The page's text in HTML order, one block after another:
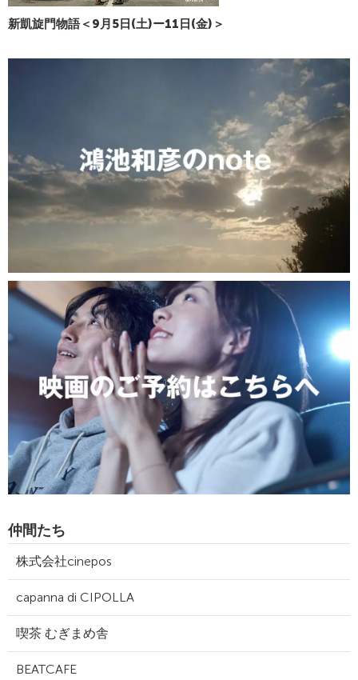
新凱旋門物語＜9月5日(土)ー11日(金)＞
仲間たち
株式会社cinepos
capanna di CIPOLLA
喫茶 むぎまめ舎
BEATCAFE